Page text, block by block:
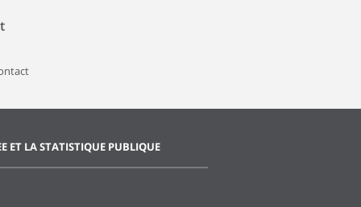
ET LA STATISTIQUE PUBLIQUE